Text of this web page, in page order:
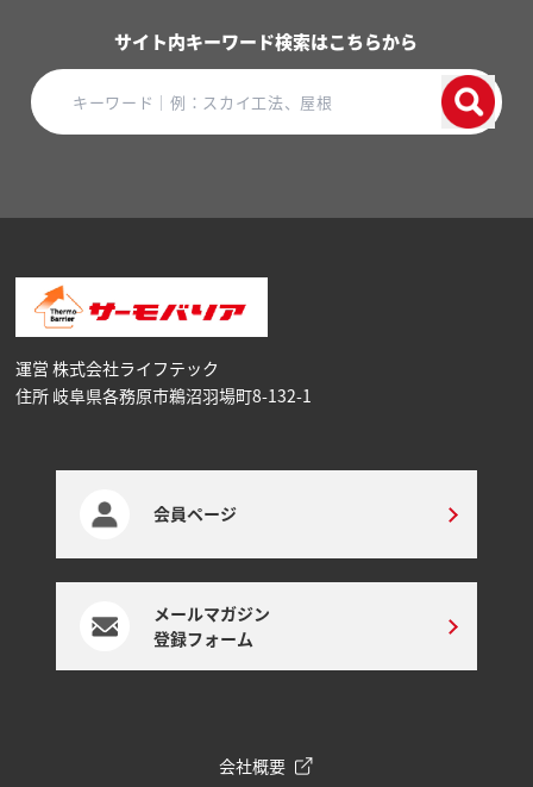
サイト内キーワード検索はこちらから
運営 株式会社ライフテック
住所 岐阜県各務原市鵜沼⽻場町8-132-1
会員ページ
メールマガジン
登録フォーム
会社概要